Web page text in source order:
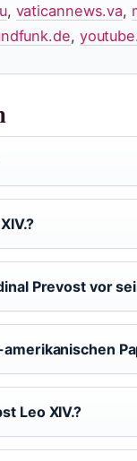
, vaticannews.va,
,
Prevost vor
Leo XIV.?